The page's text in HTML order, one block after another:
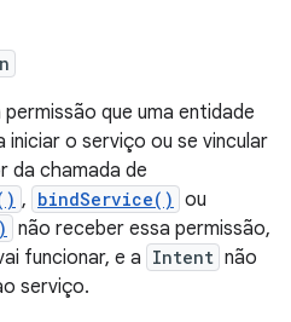
permissão que uma entidade
iniciar o serviço ou se vincular
da chamada de
, bindService() ou
não receber essa permissão,
funcionar, e a Intent não
serviço.